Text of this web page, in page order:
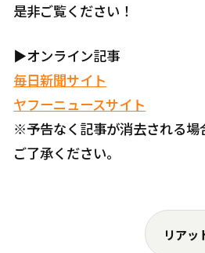
是非ご覧ください！
▶オンライン記事
毎日新聞サイト
ヤフーニュースサイト
※予告なく記事が消去される場
ご了承ください。
リアッ